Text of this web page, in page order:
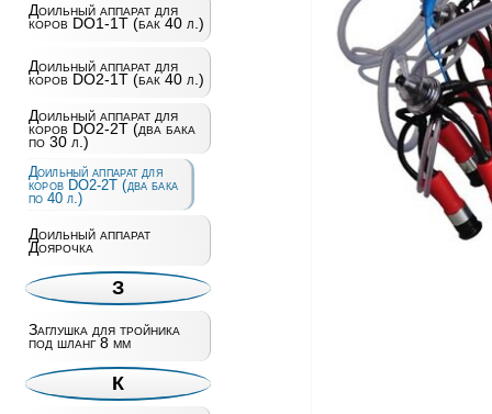
Доильный аппарат для
коров DO1-1T (бак 40 л.)
Доильный аппарат для
коров DO2-1T (бак 40 л.)
Доильный аппарат для
коров DO2-2T (два бака
по 30 л.)
Доильный аппарат для
коров DO2-2T (два бака
по 40 л.)
Доильный аппарат
Доярочка
З
Заглушка для тройника
под шланг 8 мм
К